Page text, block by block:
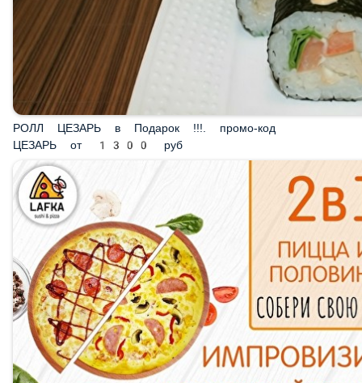
РОЛЛ ЦЕЗАРЬ в Подарок !!!. промо-код ЦЕЗАРЬ от
1300 руб